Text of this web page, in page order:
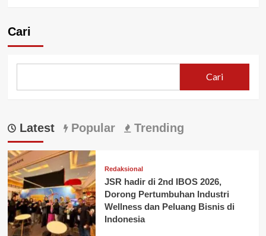
Cari
Cari
Latest Popular Trending
Redaksional
JSR hadir di 2nd IBOS 2026,
Dorong Pertumbuhan Industri
Wellness dan Peluang Bisnis di
Indonesia